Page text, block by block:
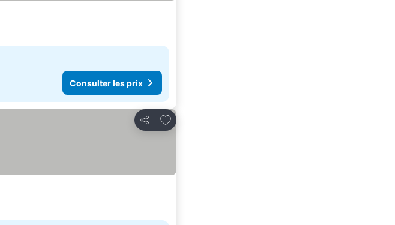
Consulter les prix
Partager
Ajouter à mes favoris